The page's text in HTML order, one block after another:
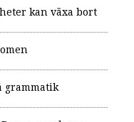
kan växa bort
grammatik